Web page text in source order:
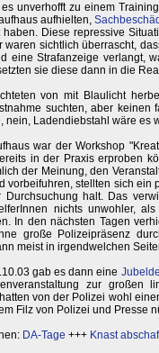
unverhofft zu einem
aufhielten,
Diese repressive
waren sichtlich überrascht,
eine Strafanzeige verlangt,
sie diese dann in die
von mit Blaulicht
suchten, aber keinen
nein, Ladendiebstahl wäre es
war der Workshop
in der Praxis erproben
der Meinung, den
vorbeifuhren, stellten sich
halt. Das
nichts unwohler,
In den nächsten Tagen
große Polizeipräsenz
meist in irgendwelchen
gab es dann eine
zur großen
von der Polizei wohl
Filz von Polizei und Presse
DA-Tage +++ Knast